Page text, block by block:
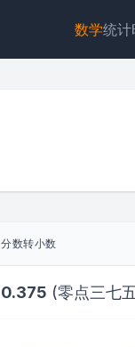
数学统计
分数转小数
0.375 (零点三七